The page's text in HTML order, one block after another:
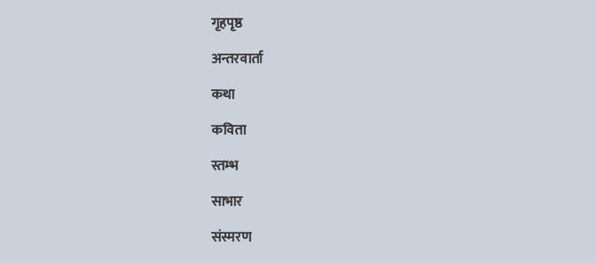
गृहपृष्ठ
अन्तरवार्ता
कथा
कविता
स्तम्भ
साभार
संस्मरण